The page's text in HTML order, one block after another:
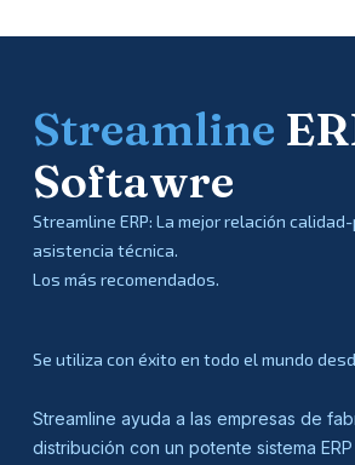
Streamline
Softawre
Streamline ERP: La mejor relación
asistencia técnica.
Los más recomendados.
Se utiliza con éxito en todo el mundo
Streamline ayuda a las empresas de
distribución con un potente sistema